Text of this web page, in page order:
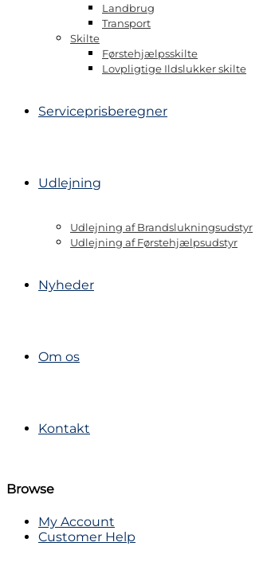
Landbrug
Transport
Skilte
Førstehjælpsskilte
Lovpligtige Ildslukker skilte
Serviceprisberegner
Udlejning
Udlejning af Brandslukningsudstyr
Udlejning af Førstehjælpsudstyr
Nyheder
Om os
Kontakt
Browse
My Account
Customer Help